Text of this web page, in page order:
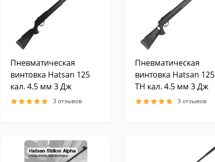
Пневматическая
винтовка Hatsan 125
кал. 4.5 мм 3 Дж
3 отзывов
Пневматическая
винтовка Hatsan 125
TH кал. 4.5 мм 3 Дж
3 отзывов